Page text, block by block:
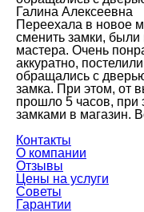
Галина Алексеевна
Переехала в новое
сменить замки, были
мастера. Очень
аккуратно,
обращались с
замка. При этом, от
прошло 5 часов, при
замками в магазин.
Контакты
О компании
Отзывы
Цены на услуги
Советы
Гарантии